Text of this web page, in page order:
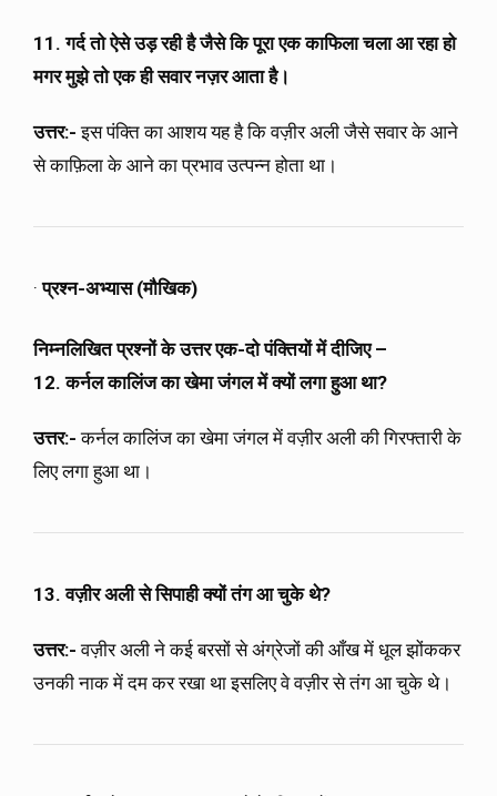
11. गर्द तो ऐसे उड़ रही है जैसे कि पूरा एक काफिला चला आ रहा हो
मगर मुझे तो एक ही सवार नज़र आता है।
उत्तर:-इस पंक्ति का आशय यह है कि वज़ीर अली जैसे सवार के आने
से काफ़िला के आने का प्रभाव उत्पन्न होता था।
·प्रश्न-अभ्यास (मौखिक)
निम्नलिखित प्रश्नों के उत्तर एक-दो पंक्तियों में दीजिए –
12. कर्नल कालिंज का खेमा जंगल में क्यों लगा हुआ था?
उत्तर:-कर्नल कालिंज का खेमा जंगल में वज़ीर अली की गिरफ्तारी के
लिए लगा हुआ था।
13. वज़ीर अली से सिपाही क्यों तंग आ चुके थे?
उत्तर:-वज़ीर अली ने कई बरसों से अंग्रेजों की आँख में धूल झोंककर
उनकी नाक में दम कर रखा था इसलिए वे वज़ीर से तंग आ चुके थे।